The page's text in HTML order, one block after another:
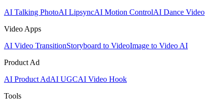
AI Talking PhotoAI LipsyncAI Motion ControlAI Dance Video
Video Apps
AI Video TransitionStoryboard to VideoImage to Video AI
Product Ad
AI Product AdAI UGCAI Video Hook
Tools